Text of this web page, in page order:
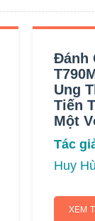
Đánh
Ung
Tiến
Một
Tác
Huy
XEM